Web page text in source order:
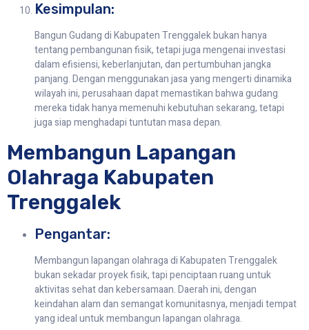
Kesimpulan:
Bangun Gudang di Kabupaten Trenggalek bukan hanya
tentang pembangunan fisik, tetapi juga mengenai investasi
dalam efisiensi, keberlanjutan, dan pertumbuhan jangka
panjang. Dengan menggunakan jasa yang mengerti dinamika
wilayah ini, perusahaan dapat memastikan bahwa gudang
mereka tidak hanya memenuhi kebutuhan sekarang, tetapi
juga siap menghadapi tuntutan masa depan.
Membangun Lapangan
Olahraga Kabupaten
Trenggalek
Pengantar:
Membangun lapangan olahraga di Kabupaten Trenggalek
bukan sekadar proyek fisik, tapi penciptaan ruang untuk
aktivitas sehat dan kebersamaan. Daerah ini, dengan
keindahan alam dan semangat komunitasnya, menjadi tempat
yang ideal untuk membangun lapangan olahraga.